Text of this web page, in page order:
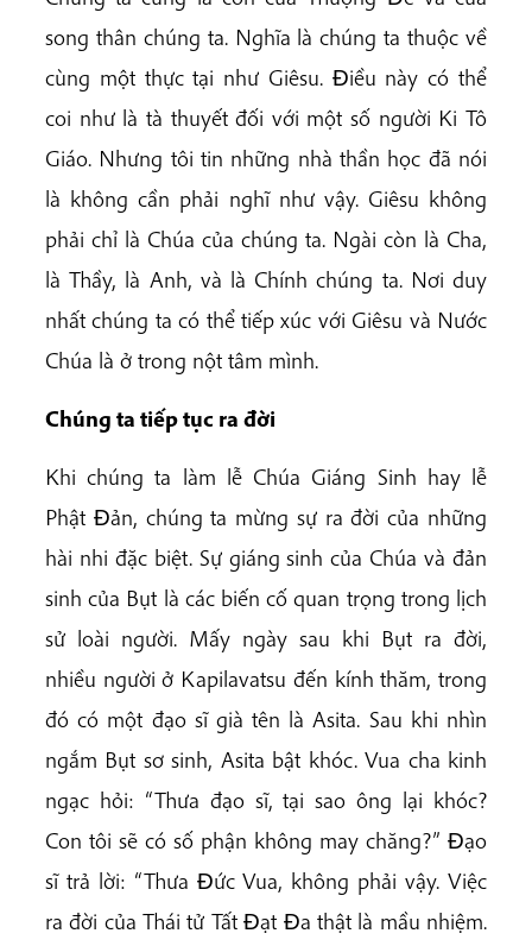
song thân chúng ta. Nghĩa là chúng ta thuộc về
cùng một thực tại như Giêsu. Ðiều này có thể
coi như là tà thuyết đối với một số người Ki Tô
Giáo. Nhưng tôi tin những nhà thần học đã nói
là không cần phải nghĩ như vậy. Giêsu không
phải chỉ là Chúa của chúng ta. Ngài còn là Cha,
là Thầy, là Anh, và là Chính chúng ta. Nơi duy
nhất chúng ta có thể tiếp xúc với Giêsu và Nước
Chúa là ở trong nột tâm mình.
Chúng ta tiếp tục ra đời
Khi chúng ta làm lễ Chúa Giáng Sinh hay lễ
Phật Ðản, chúng ta mừng sự ra đời của những
hài nhi đặc biệt. Sự giáng sinh của Chúa và đản
sinh của Bụt là các biến cố quan trọng trong lịch
sử loài người. Mấy ngày sau khi Bụt ra đời,
nhiều người ở Kapilavatsu đến kính thăm, trong
đó có một đạo sĩ già tên là Asita. Sau khi nhìn
ngắm Bụt sơ sinh, Asita bật khóc. Vua cha kinh
ngạc hỏi: “Thưa đạo sĩ, tại sao ông lại khóc?
Con tôi sẽ có số phận không may chăng?” Ðạo
sĩ trả lời: “Thưa Ðức Vua, không phải vậy. Việc
ra đời của Thái tử Tất Ðạt Ða thật là mầu nhiệm.